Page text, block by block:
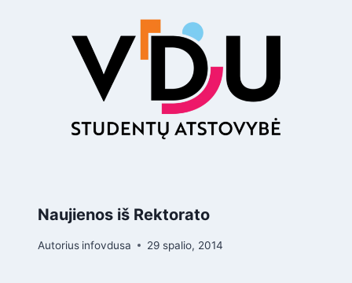
Naujienos iš Rektorato
Autorius infovdusa 29 spalio, 2014